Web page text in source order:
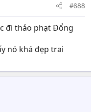
#688
đi thảo phạt Đổng
nó khá đẹp trai